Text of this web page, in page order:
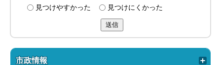
見つけやすかった
見つけにくかった
送信
市政情報